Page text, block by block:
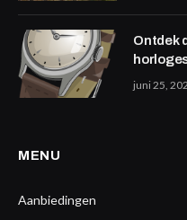
Ontdek
juni 25,
MENU
Aanbiedingen